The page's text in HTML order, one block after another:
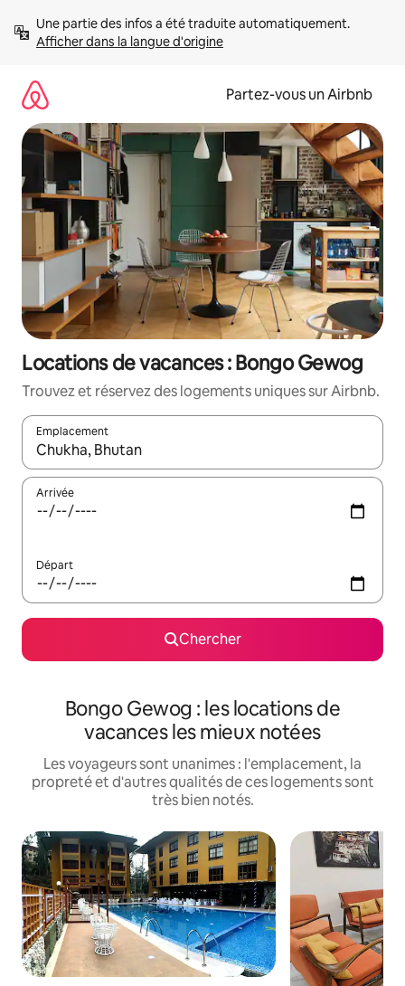
directement
Afficher dans la langue d'origine
Partez-vous un Airbnb
Locations de vacances : Bongo Gewog
Trouvez et réservez des logements uniques sur Airbnb.
Emplacement
Quand les résultats sont affichés, parcourez-les en utilisant
Arrivée
Départ
Chercher
Bongo Gewog : les locations de
vacances les mieux notées
Les voyageurs sont unanimes : l'emplacement, la
propreté et d'autres qualités de ces logements sont
très bien notés.